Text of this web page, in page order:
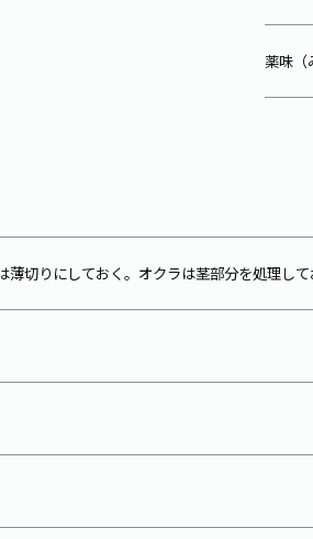
薬味（
切りにしておく。オクラは茎部分を処理して